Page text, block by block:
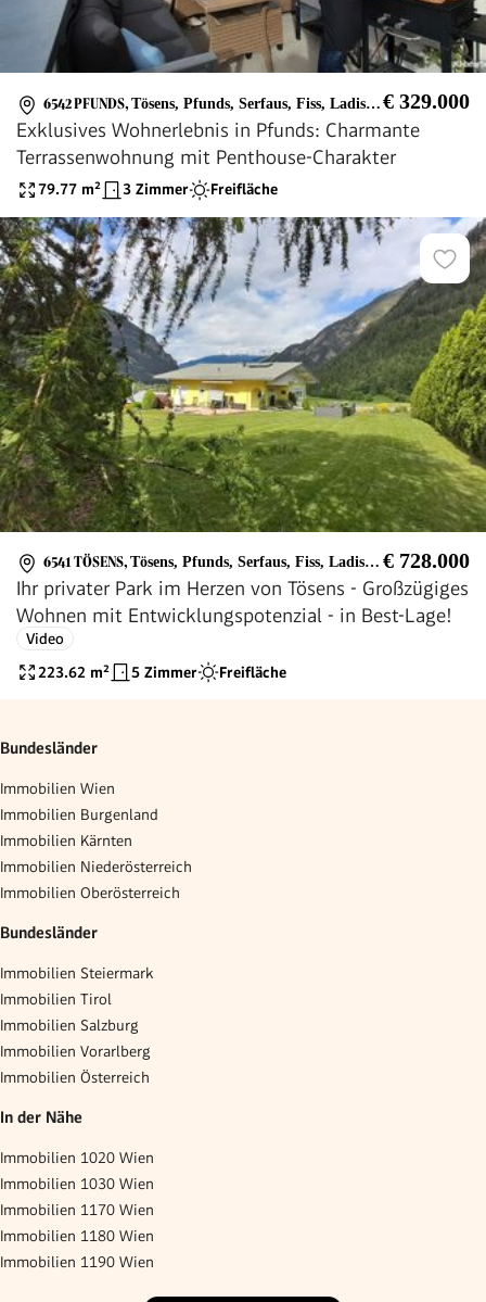
6542 PFUNDS, Tösens, Pfunds, Serfaus, Fiss, Ladis, Nauders, Samnaun, Ischgl, Kaunertal Gletscher, Ried im Oberland, Prutz, Fliess, Zams, Landeck, Kaunertal, Spiss, Fendels, Kauns, Kaunerberg, Faggen, Ried, Urgen, Fließ € 329.000
Exklusives Wohnerlebnis in Pfunds: Charmante
Terrassenwohnung mit Penthouse-Charakter
79.77 m² 3 Zimmer Freifläche
6541 TÖSENS, Tösens, Pfunds, Serfaus, Fiss, Ladis, Nauders, Samnaun, Ischgl, Kaunertal Gletscher, Ried im Oberland, Prutz, Fliess, Zams, Landeck, Kaunertal, Spiss, Fendels, Kauns, Kaunerberg, Faggen, Ried, Urgen, Fließ € 728.000
Ihr privater Park im Herzen von Tösens - Großzügiges
Wohnen mit Entwicklungspotenzial - in Best-Lage!
Video
223.62 m² 5 Zimmer Freifläche
Bundesländer
Immobilien Wien
Immobilien Burgenland
Immobilien Kärnten
Immobilien Niederösterreich
Immobilien Oberösterreich
Bundesländer
Immobilien Steiermark
Immobilien Tirol
Immobilien Salzburg
Immobilien Vorarlberg
Immobilien Österreich
In der Nähe
Immobilien 1020 Wien
Immobilien 1030 Wien
Immobilien 1170 Wien
Immobilien 1180 Wien
Immobilien 1190 Wien